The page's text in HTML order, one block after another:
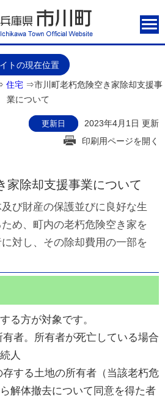
トの現在位置
住宅 ⇒市川町老朽危険空き家除却支援事
業について
更新日
2023年4月1日 更新
印刷用ページを開く
家除却支援事業について
び財産の保護並びに良好な生
め、町内の老朽危険空き家を
対し、その除却費用の一部を
る方が対象です。
有者。所有者が死亡している場合
人
存する土地の所有者（当該老朽危
解体撤去について同意を得た者